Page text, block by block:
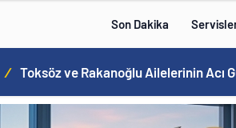
Son Dakika
ve Rakanoğlu Ailelerinin Acı Günü